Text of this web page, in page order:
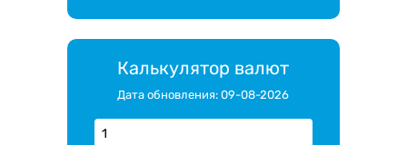
Калькулятор валют
Дата обновления: 09-08-2026